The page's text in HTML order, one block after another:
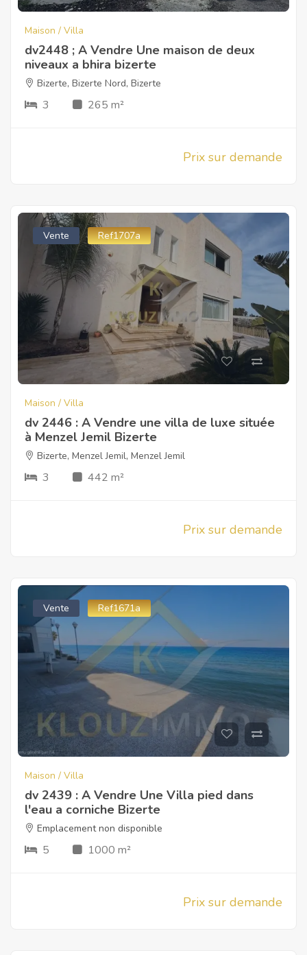
Maison / Villa
dv2448 ; A Vendre Une maison de deux
niveaux a bhira bizerte
Bizerte, Bizerte Nord, Bizerte
3 265 m²
Prix sur demande
Vente Ref1707a
Maison / Villa
dv 2446 : A Vendre une villa de luxe située
à Menzel Jemil Bizerte
Bizerte, Menzel Jemil, Menzel Jemil
3 442 m²
Prix sur demande
Vente Ref1671a
Maison / Villa
dv 2439 : A Vendre Une Villa pied dans
l'eau a corniche Bizerte
Emplacement non disponible
5 1000 m²
Prix sur demande